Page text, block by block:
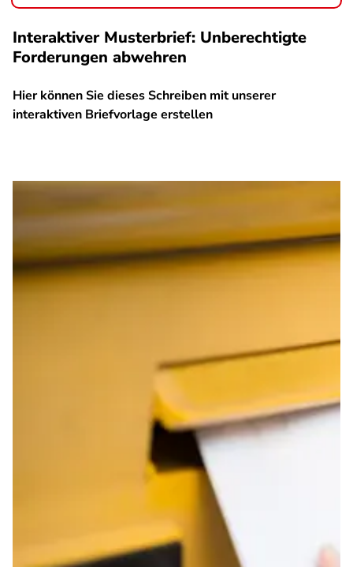
Interaktiver Musterbrief: Unberechtigte
Forderungen abwehren
Hier können Sie dieses Schreiben mit unserer
interaktiven Briefvorlage erstellen